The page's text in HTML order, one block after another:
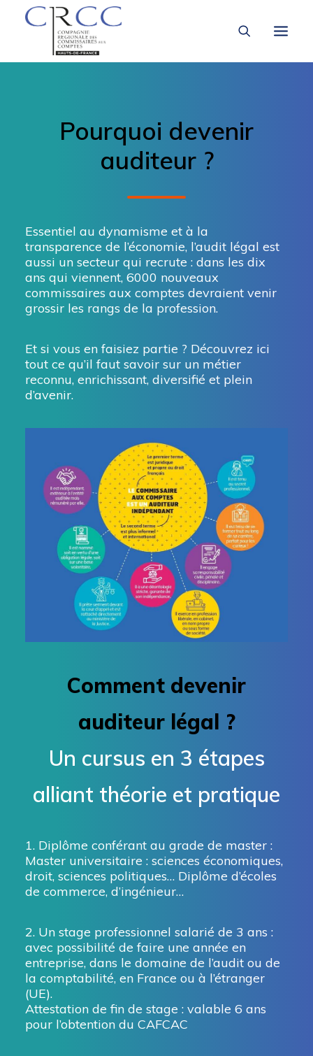
À LA UNEPourquoi devenir
auditeur ?
Essentiel au dynamisme et à la
transparence de l’économie, l’audit légal est
aussi un secteur qui recrute : dans les dix
ans qui viennent, 6000 nouveaux
commissaires aux comptes devraient venir
grossir les rangs de la profession.
Et si vous en faisiez partie ? Découvrez ici
tout ce qu’il faut savoir sur un métier
reconnu, enrichissant, diversifié et plein
d’avenir.
Comment devenir
auditeur légal ?
Un cursus en 3 étapes
alliant théorie et pratique
1. Diplôme conférant au grade de master :
Master universitaire : sciences économiques,
droit, sciences politiques… Diplôme d’écoles
de commerce, d’ingénieur…
2. Un stage professionnel salarié de 3 ans :
avec possibilité de faire une année en
entreprise, dans le domaine de l’audit ou de
la comptabilité, en France ou à l’étranger
(UE).
Attestation de fin de stage : valable 6 ans
pour l’obtention du CAFCAC